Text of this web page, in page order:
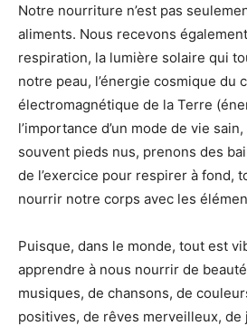
Notre nourriture n’est pas
aliments. Nous recevons
respiration, la lumière solaire qui
notre peau, l’énergie cosmique du
électromagnétique de la Terre
l’importance d’un mode de vie
souvent pieds nus, prenons des
de l’exercice pour respirer à fond,
nourrir notre corps avec les
Puisque, dans le monde, tout est
apprendre à nous nourrir de
musiques, de chansons, de
positives, de rêves merveilleux, de